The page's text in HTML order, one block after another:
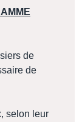
de
de
selon leur